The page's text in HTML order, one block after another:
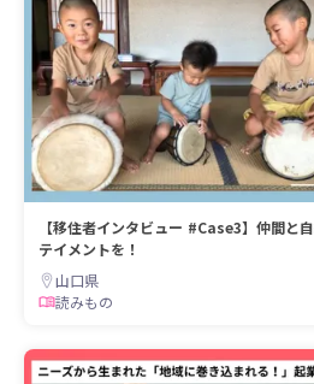
【移住者インタビュー #Case3】仲間と
テイメントを！
山口県
読みもの